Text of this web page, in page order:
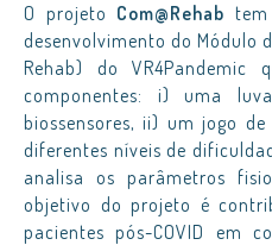
O projeto Com@Rehab
desenvolvimento do Módulo
Rehab) do VR4Pandemic
componentes: i) uma
biossensores, ii) um jogo
diferentes níveis de
analisa os parâmetros
objetivo do projeto é
pacientes pós-COVID em